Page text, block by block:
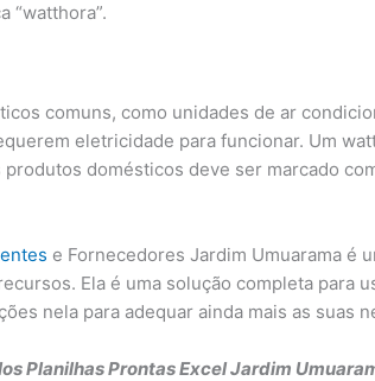
“watthora”.
comuns, como unidades de ar
eletricidade para funcionar. Um
domésticos deve ser marcado
e Fornecedores Jardim Umuarama é
Ela é uma solução completa para
nela para adequar ainda mais as suas
Planilhas Prontas Excel Jardim